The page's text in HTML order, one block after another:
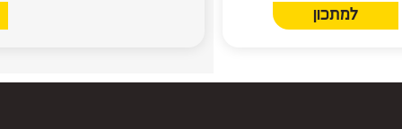
למתכון